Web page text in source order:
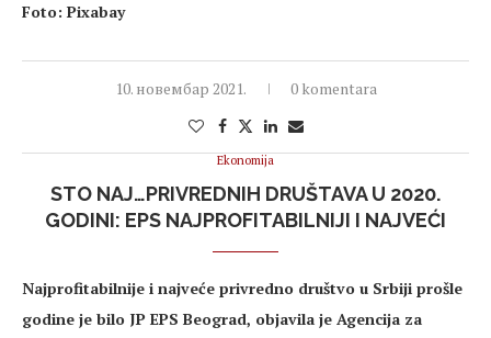
Foto: Pixabay
10. новембар 2021. 0 komentara
Ekonomija
STO NAJ…PRIVREDNIH DRUŠTAVA U 2020.
GODINI: EPS NAJPROFITABILNIJI I NAJVEĆI
Najprofitabilnije i najveće privredno društvo u Srbiji prošle
godine je bilo JP EPS Beograd, objavila je Agencija za